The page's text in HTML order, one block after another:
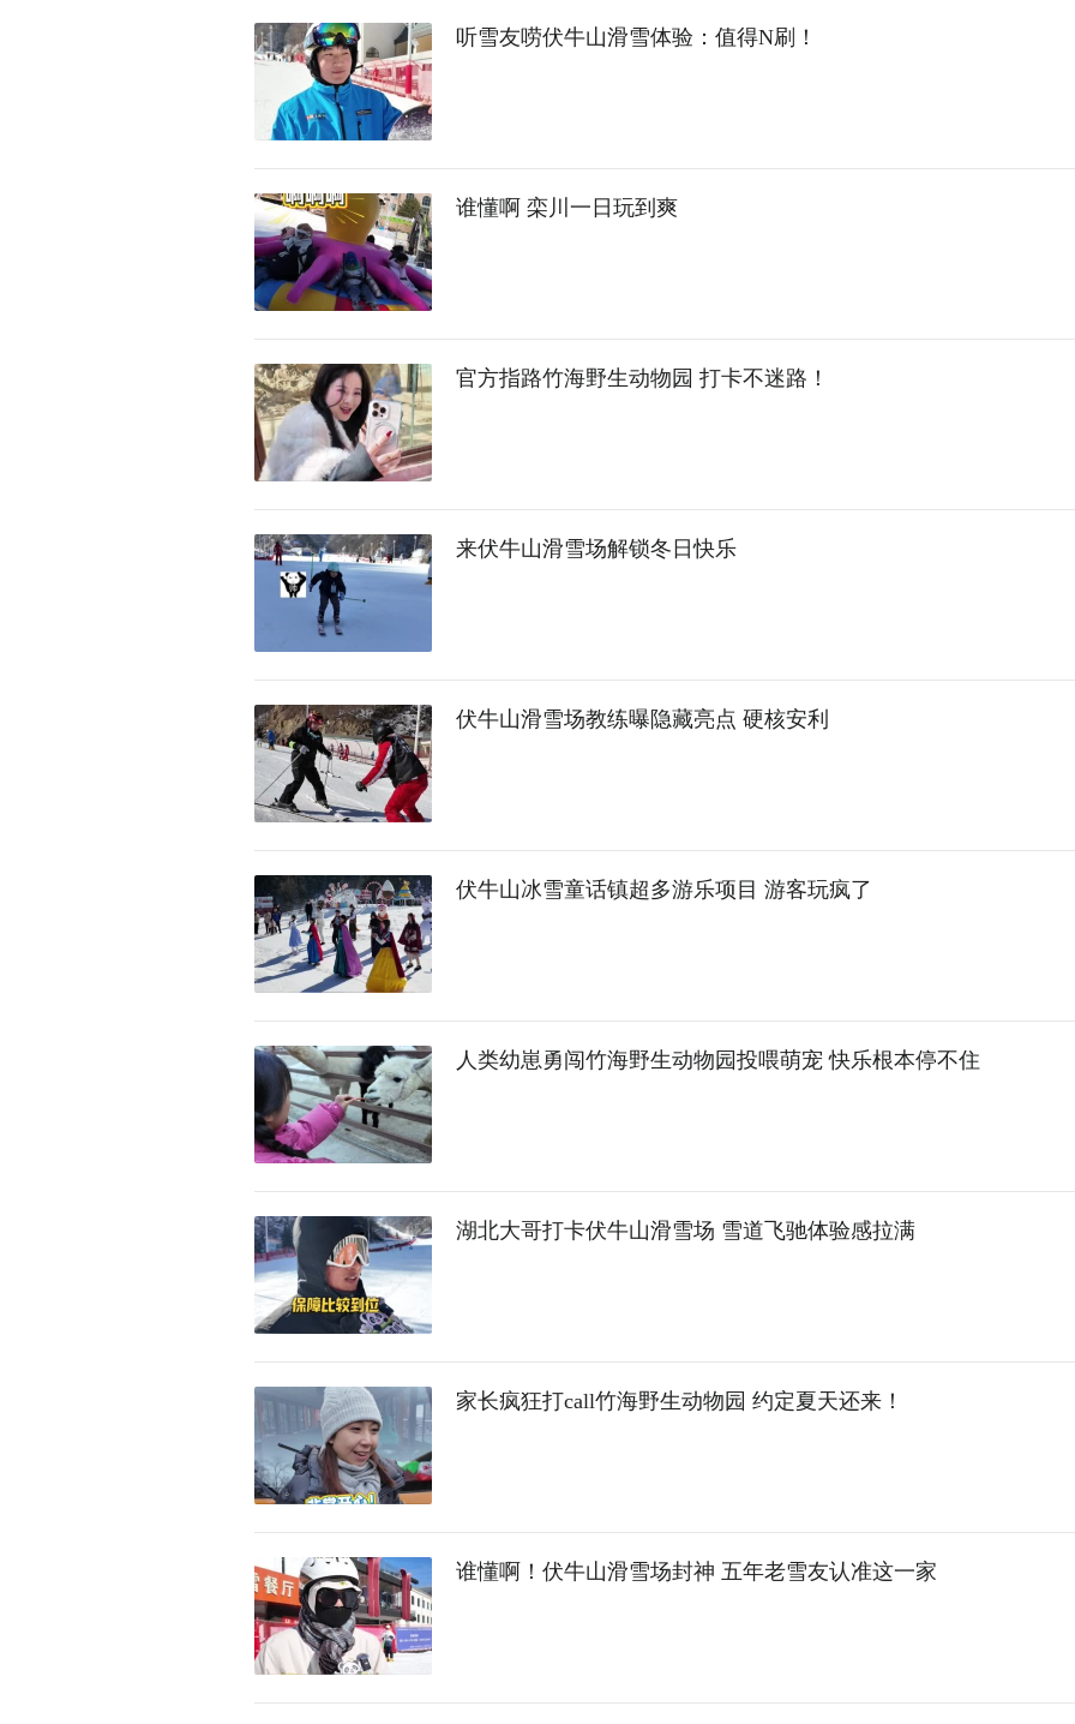
听雪友唠伏牛山滑雪体验：值得N刷！
谁懂啊 栾川一日玩到爽
官方指路竹海野生动物园 打卡不迷路！
来伏牛山滑雪场解锁冬日快乐
伏牛山滑雪场教练曝隐藏亮点 硬核安利
伏牛山冰雪童话镇超多游乐项目 游客玩疯了
人类幼崽勇闯竹海野生动物园投喂萌宠 快乐根本停不住
湖北大哥打卡伏牛山滑雪场 雪道飞驰体验感拉满
家长疯狂打call竹海野生动物园 约定夏天还来！
谁懂啊！伏牛山滑雪场封神 五年老雪友认准这一家